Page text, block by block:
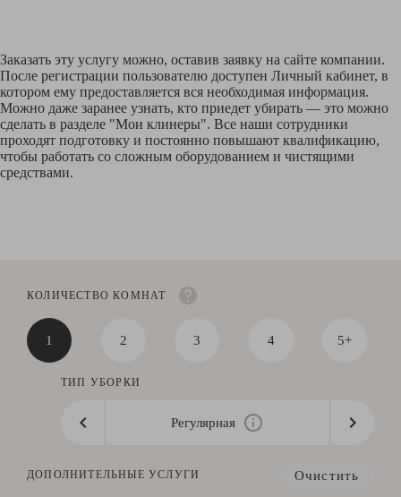
Заказать эту услугу можно, оставив заявку на сайте компании.
После регистрации пользователю доступен Личный кабинет, в
котором ему предоставляется вся необходимая информация.
Можно даже заранее узнать, кто приедет убирать — это можно
сделать в разделе "Мои клинеры". Все наши сотрудники
проходят подготовку и постоянно повышают квалификацию,
чтобы работать со сложным оборудованием и чистящими
средствами.
КОЛИЧЕСТВО КОМНАТ
1 2 3 4 5+
ТИП УБОРКИ
Регулярная
ДОПОЛНИТЕЛЬНЫЕ УСЛУГИ Очистить